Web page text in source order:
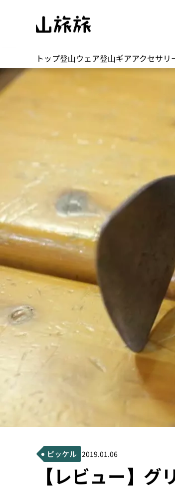
トップ登山ウェア登山ギアアクセサリ
ピッケル 2019.01.06
【レビュー】